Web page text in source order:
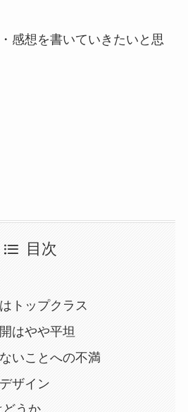
感想を書いていきたいと思
目次
トップクラス
はやや平坦
いことへの不満
ザイン